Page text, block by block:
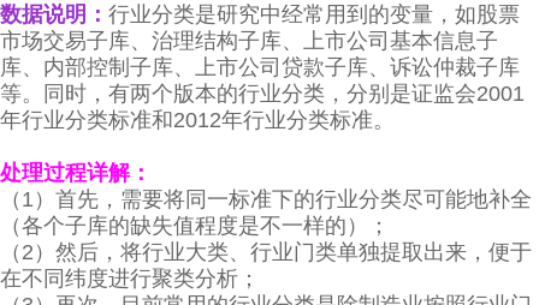
数据说明： 行业分类是研究中经常用到的变量，如股票
市场交易子库、治理结构子库、上市公司基本信息子
库、内部控制子库、上市公司贷款子库、诉讼仲裁子库
等。同时，有两个版本的行业分类，分别是证监会2001
年行业分类标准和2012年行业分类标准。
处理过程详解：
（1）首先，需要将同一标准下的行业分类尽可能地补全
（各个子库的缺失值程度是不一样的）；
（2）然后，将行业大类、行业门类单独提取出来，便于
在不同纬度进行聚类分析；